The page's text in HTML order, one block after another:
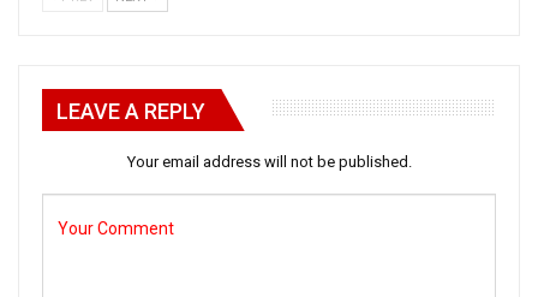
LEAVE A REPLY
Your email address will not be published.